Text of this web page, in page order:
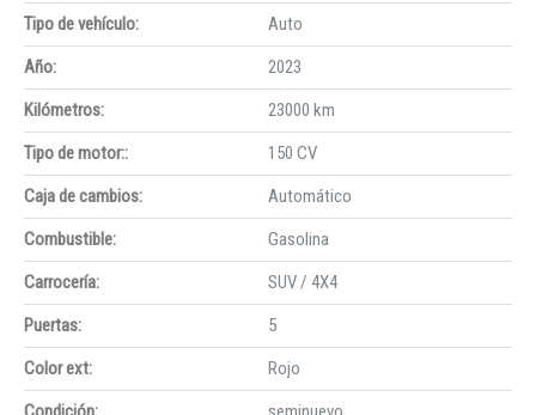
Tipo de vehículo:
Auto
Año:
2023
Kilómetros:
23000 km
Tipo de motor::
150 CV
Caja de cambios:
Automático
Combustible:
Gasolina
Carrocería:
SUV / 4X4
Puertas:
5
Color ext:
Rojo